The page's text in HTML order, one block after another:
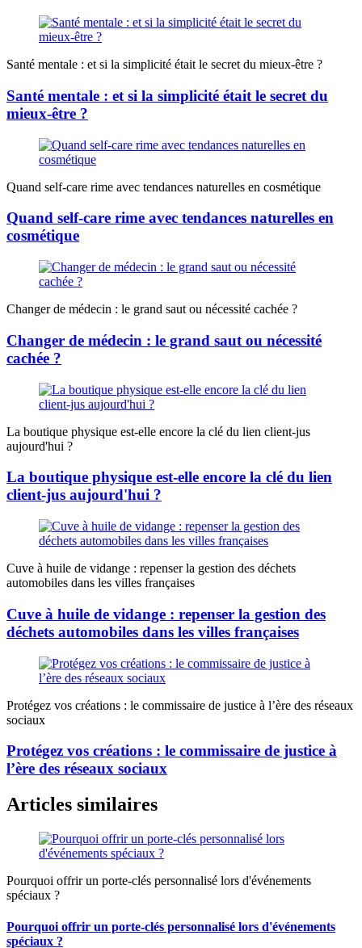
Santé mentale : et si la simplicité était le secret du mieux-être ?
Santé mentale : et si la simplicité était le secret du
mieux-être ?
Quand self-care rime avec tendances naturelles en cosmétique
Quand self-care rime avec tendances naturelles en
cosmétique
Changer de médecin : le grand saut ou nécessité cachée ?
Changer de médecin : le grand saut ou nécessité
cachée ?
La boutique physique est-elle encore la clé du lien client-jus
aujourd'hui ?
La boutique physique est-elle encore la clé du lien
client-jus aujourd'hui ?
Cuve à huile de vidange : repenser la gestion des déchets
automobiles dans les villes françaises
Cuve à huile de vidange : repenser la gestion des
déchets automobiles dans les villes françaises
Protégez vos créations : le commissaire de justice à l’ère des réseaux
sociaux
Protégez vos créations : le commissaire de justice à
l’ère des réseaux sociaux
Articles similaires
Pourquoi offrir un porte-clés personnalisé lors d'événements
spéciaux ?
Pourquoi offrir un porte-clés personnalisé lors d'événements
spéciaux ?